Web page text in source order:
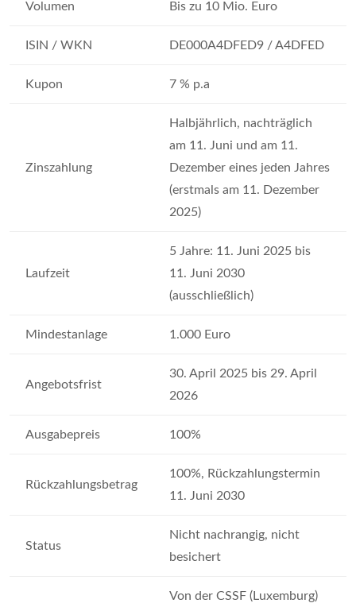
Volumen Bis zu 10 Mio. Euro
ISIN / WKN DE000A4DFED9 / A4DFED
Kupon 7 % p.a
Zinszahlung
Halbjährlich, nachträglich
am 11. Juni und am 11.
Dezember eines jeden Jahres
(erstmals am 11. Dezember
2025)
Laufzeit
5 Jahre: 11. Juni 2025 bis
11. Juni 2030
(ausschließlich)
Mindestanlage 1.000 Euro
Angebotsfrist
30. April 2025 bis 29. April
2026
Ausgabepreis 100%
Rückzahlungsbetrag
100%, Rückzahlungstermin
11. Juni 2030
Status
Nicht nachrangig, nicht
besichert
Von der CSSF (Luxemburg)